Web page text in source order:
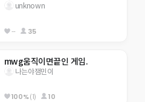
unknown
-- 35
mwg움직이면끝인 게임.
나는야잼민이
100%(1) 10